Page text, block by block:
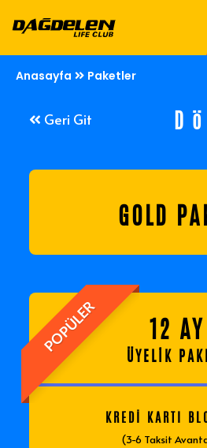
Anasayfa Paketler
Geri Git
GOLD
POPÜLER 12 AY
ÜYELİK
KREDİ KARTI
(3-6 Taksit